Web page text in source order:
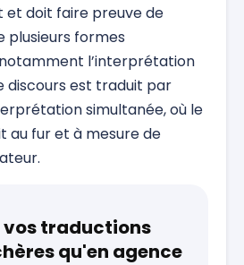
et doit faire preuve de
plusieurs formes
l’interprétation
discours est traduit par
simultanée, où le
au fur et à mesure de
vos traductions
qu'en agence